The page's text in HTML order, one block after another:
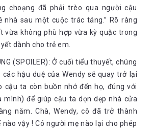
choạng đã phải trèo qua người cậu
nhà sau một cuộc trác táng.” Rõ ràng
vừa không phù hợp vừa kỳ quặc trong
dành cho trẻ em.
(SPOILER): Ở cuối tiểu thuyết, chúng
hậu duệ của Wendy sẽ quay trở lại
cậu ta còn buồn nhớ đến họ, đúng với
mình) để giúp cậu ta dọn dẹp nhà cửa
năm. Chà, Wendy, cô đã trở thành
vậy ! Có người mẹ nào lại cho phép